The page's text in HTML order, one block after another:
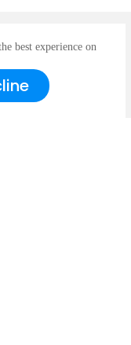
best experience on
się z